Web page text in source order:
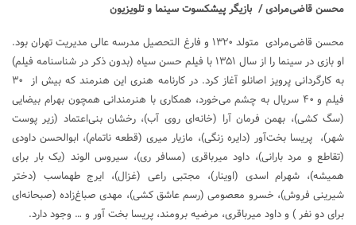
محسن قاضی‌مرادی / بازیگر پیشکسوت سینما و تلویزیون
محسن قاضی‌مرادی متولد ۱۳۲۰ و فارغ التحصیل مدرسه عالی مدیریت تهران بود.
او بازی در سینما را از سال ۱۳۵۱ با فیلم حسن سیاه (بدون ذکر در شناسنامه فیلم)
به کارگردانی پرویز اصانلو آغاز کرد. در کارنامه هنری این هنرمند که بیش از ۳۰
فیلم و ۴۰ سریال به چشم می‌خورد، همکاری با هنرمندانی همچون بهرام بیضایی
(سگ کشی)، بهمن فرمان آرا (خانه‌ای روی آب)، رخشان بنی‌اعتماد (زیر پوست
شهر)، پریسا بخت‌آور (دایره زنگی)، مازیار میری (قطعه ناتمام)، ابوالحسن داودی
(تقاطع و مرد بارانی)، داود میرباقری (مسافر ری)، سیروس الوند (یک بار برای
همیشه)، شهرام اسدی (اوینار)، مجتبی راعی (غزال)، ایرج طهماسب (دختر
شیرینی فروش)، خسرو معصومی (رسم عاشق کشی)، مهدی صباغ‌زاده (صبحانه‌ای
برای دو نفر ) و داود میرباقری، مرضیه برومند، پریسا بخت آور و … وجود دارد.